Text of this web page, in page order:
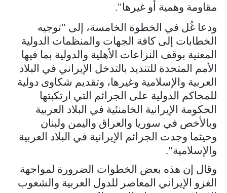
مقاومة وهمية أو غيرها".
ودعا غُل في الخطوة الخامسة، إلى "توجيه
الخطابات إلى كافة الجهات والمنظمات الدولية
المعنية بوقف النزاعات الأهلية والدولية بما فيها
الأمم المتحدة للتنديد بالتدخل الإيراني في البلاد
العربية والإسلامية وغيرها، وتقديم شكاوى دولية
للمحاكم الدولية على الجرائم التي ارتكبتها
الحكومة الإيرانية الخامنئية في البلاد العربية
وبالأخص في سوريا والعراق واليمن ولبنان
وحيثما وجدت الجرائم الإيرانية في البلاد العربية
والإسلامية".
وقال إن هذه بعض الخطوات الضرورة لمواجهة
الغزو الإيراني المعاصر للدول العربية والشعوب